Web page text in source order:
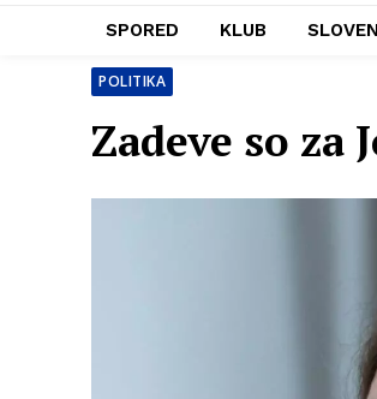
SPORED KLUB
POLITIKA
Zadeve so za